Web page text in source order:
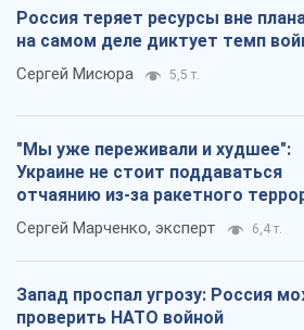
Россия теряет ресурсы вне
на самом деле диктует темп
Сергей Мисюра 5,5 т.
"Мы уже переживали и худшее":
Украине не стоит поддаваться
отчаянию из-за ракетного
Сергей Марченко, эксперт 6,4 т.
Запад проспал угрозу: Россия
проверить НАТО войной